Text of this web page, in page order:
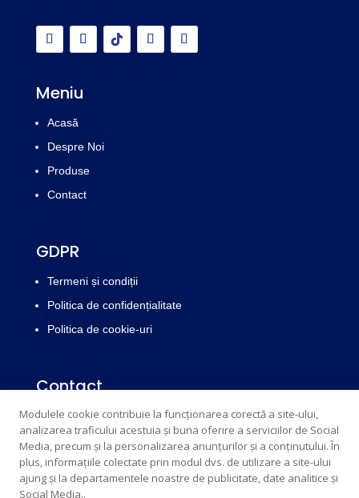
Meniu
Acasă
Despre Noi
Produse
Contact
GDPR
Termeni și condiții
Politica de confidențialitate
Politica de cookie-uri
Contact
Email : edrichsrl@yahoo.cominfo@edrich.ro
Telefon: 077303831,0773854017
Telefon fix: 0259313033
Modulele cookie contribuie la funcționarea corectă a site-ului,
analizarea traficului acestuia și buna oferire a serviciilor de Social
Media, precum și la personalizarea anunțurilor și a conținutului. În
plus, informațiile colectate prin modul dvs. de utilizare a site-ului
ajung și la departamentele noastre de publicitate, date analitice și
Social Media..